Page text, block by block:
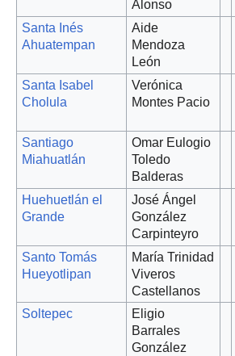
Alonso
Santa Inés
Ahuatempan
Aide
Mendoza
León
Santa Isabel
Cholula
Verónica
Montes Pacio
Santiago
Miahuatlán
Omar Eulogio
Toledo
Balderas
Huehuetlán el
Grande
José Ángel
González
Carpinteyro
Santo Tomás
Hueyotlipan
María Trinidad
Viveros
Castellanos
Soltepec
Eligio
Barrales
González